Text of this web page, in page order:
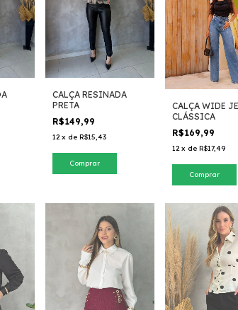
CALÇA RESINADA
PRETA
R$149,99
12 x de R$15,43
Comprar
CALÇA WIDE
CLÁSSICA
R$169,99
12 x de R$17,49
Comprar